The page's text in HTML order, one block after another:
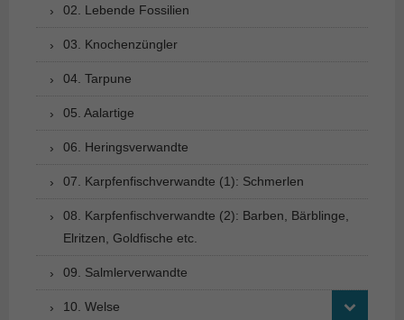
02. Lebende Fossilien
03. Knochenzüngler
04. Tarpune
05. Aalartige
06. Heringsverwandte
07. Karpfenfischverwandte (1): Schmerlen
08. Karpfenfischverwandte (2): Barben, Bärblinge,
Elritzen, Goldfische etc.
09. Salmlerverwandte
10. Welse